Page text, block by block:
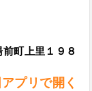
町上里１９８
プリで開く